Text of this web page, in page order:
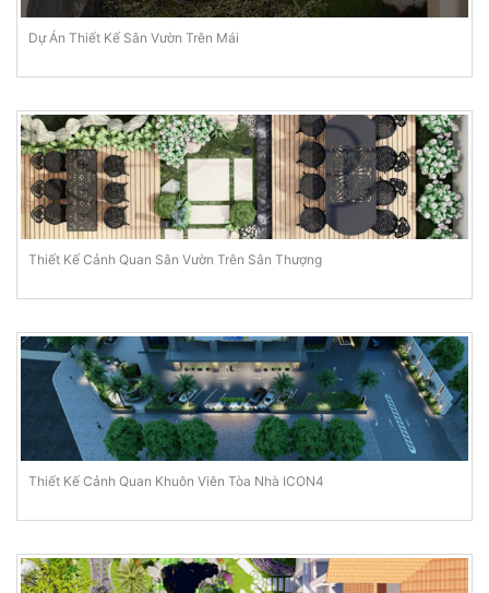
Dự Án Thiết Kế Sân Vườn Trên Mái
Thiết Kế Cảnh Quan Sân Vườn Trên Sân Thượng
Thiết Kế Cảnh Quan Khuôn Viên Tòa Nhà ICON4